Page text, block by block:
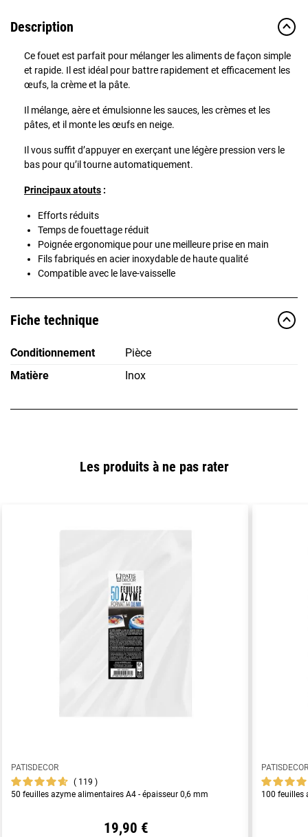
Description
Ce fouet est parfait pour mélanger les aliments de façon simple
et rapide. Il est idéal pour battre rapidement et efficacement les
œufs, la crème et la pâte.
Il mélange, aère et émulsionne les sauces, les crèmes et les
pâtes, et il monte les œufs en neige.
Il vous suffit d’appuyer en exerçant une légère pression vers le
bas pour qu’il tourne automatiquement.
Principaux atouts :
Efforts réduits
Temps de fouettage réduit
Poignée ergonomique pour une meilleure prise en main
Fils fabriqués en acier inoxydable de haute qualité
Compatible avec le lave-vaisselle
Fiche technique
Conditionnement
Pièce
Matière
Inox
Les produits à ne pas rater
PATISDECOR
119
50 feuilles azyme alimentaires A4 - épaisseur 0,6 mm
19,90 €
100 feuilles